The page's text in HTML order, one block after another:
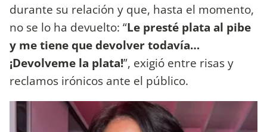
durante su relación y que, hasta el momento,
no se lo ha devuelto: “Le presté plata al pibe
y me tiene que devolver todavía…
¡Devolveme la plata!”, exigió entre risas y
reclamos irónicos ante el público.